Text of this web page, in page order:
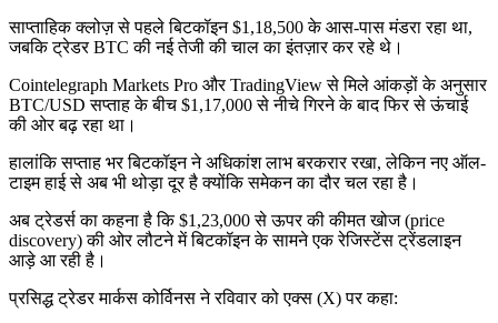
साप्ताहिक क्लोज़ से पहले बिटकॉइन $1,18,500 के आस-पास मंडरा रहा था,
जबकि ट्रेडर BTC की नई तेजी की चाल का इंतज़ार कर रहे थे।
Cointelegraph Markets Pro और TradingView से मिले आंकड़ों के अनुसार
BTC/USD सप्ताह के बीच $1,17,000 से नीचे गिरने के बाद फिर से ऊंचाई
की ओर बढ़ रहा था।
हालांकि सप्ताह भर बिटकॉइन ने अधिकांश लाभ बरकरार रखा, लेकिन नए ऑल-
टाइम हाई से अब भी थोड़ा दूर है क्योंकि समेकन का दौर चल रहा है।
अब ट्रेडर्स का कहना है कि $1,23,000 से ऊपर की कीमत खोज (price
discovery) की ओर लौटने में बिटकॉइन के सामने एक रेजिस्टेंस ट्रेंडलाइन
आड़े आ रही है।
प्रसिद्ध ट्रेडर मार्कस कोर्विनस ने रविवार को एक्स (X) पर कहा: